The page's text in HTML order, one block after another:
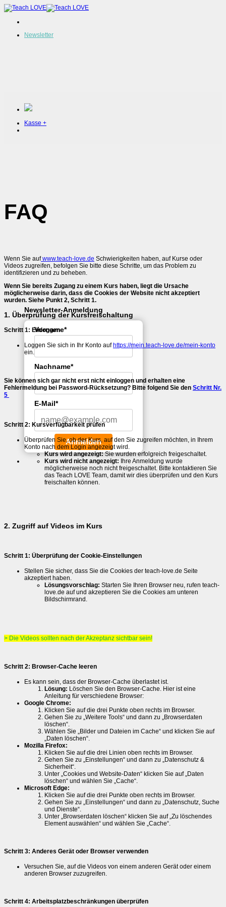
Zum
Inhalt
springen
Newsletter
Newsletter-Anmeldung
Vorname*
Nachname*
E-Mail*
Anmelden
Kasse +
FAQ
Wenn Sie auf www.teach-love.de Schwierigkeiten haben, auf Kurse oder
Videos zugreifen, befolgen Sie bitte diese Schritte, um das Problem zu
identifizieren und zu beheben.
Wenn Sie bereits Zugang zu einem Kurs haben, liegt die Ursache
möglicherweise darin, dass die Cookies der Website nicht akzeptiert
wurden. Siehe Punkt 2, Schritt 1.
1. Überprüfung der Kursfreischaltung
Schritt 1: Einloggen
Loggen Sie sich in Ihr Konto auf https://mein.teach-love.de/mein-konto
ein.
Sie können sich gar nicht erst nicht einloggen und erhalten eine
Fehlermeldung bei Password-Rücksetzung? Bitte folgend Sie den Schritt Nr.
5
Schritt 2: Kursverfügbarkeit prüfen
Überprüfen Sie, ob der Kurs, auf den Sie zugreifen möchten, in Ihrem
Konto nach dem Login angezeigt wird.
Kurs wird angezeigt:Sie wurden erfolgreich freigeschaltet.
Kurs wird nicht angezeigt: Ihre Anmeldung wurde
möglicherweise noch nicht freigeschaltet. Bitte kontaktieren Sie
das Teach LOVE Team, damit wir dies überprüfen und den Kurs
freischalten können.
2. Zugriff auf Videos im Kurs
Schritt 1: Überprüfung der Cookie-Einstellungen
Stellen Sie sicher, dass Sie die Cookies der teach-love.de Seite
akzeptiert haben.
Lösungsvorschlag: Starten Sie Ihren Browser neu, rufen teach-
love.de auf und akzeptieren Sie die Cookies am unteren
Bildschirmrand.
> Die Videos sollten nach der Akzeptanz sichtbar sein!
Schritt 2: Browser-Cache leeren
Es kann sein, dass der Browser-Cache überlastet ist.
Lösung: Löschen Sie den Browser-Cache. Hier ist eine
Anleitung für verschiedene Browser:
Google Chrome:
Klicken Sie auf die drei Punkte oben rechts im Browser.
Gehen Sie zu „Weitere Tools“ und dann zu „Browserdaten
löschen“.
Wählen Sie „Bilder und Dateien im Cache“ und klicken Sie auf
„Daten löschen“.
Mozilla Firefox:
Klicken Sie auf die drei Linien oben rechts im Browser.
Gehen Sie zu „Einstellungen“ und dann zu „Datenschutz &
Sicherheit“.
Unter „Cookies und Website-Daten“ klicken Sie auf „Daten
löschen“ und wählen Sie „Cache“.
Microsoft Edge:
Klicken Sie auf die drei Punkte oben rechts im Browser.
Gehen Sie zu „Einstellungen“ und dann zu „Datenschutz, Suche
und Dienste“.
Unter „Browserdaten löschen“ klicken Sie auf „Zu löschendes
Element auswählen“ und wählen Sie „Cache“.
Schritt 3: Anderes Gerät oder Browser verwenden
Versuchen Sie, auf die Videos von einem anderen Gerät oder einem
anderen Browser zuzugreifen.
Schritt 4: Arbeitsplatzbeschränkungen überprüfen